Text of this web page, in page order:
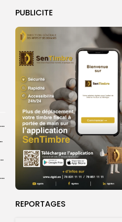
PUBLICITE
REPORTAGES
Magal de Touba : plus de 4.800 policiers déployés pour sécuriser les...
de la route...
retour en nombre des...
Birame Ousmane Fall, alias Hamza : l’icône populaire du Grand Magal